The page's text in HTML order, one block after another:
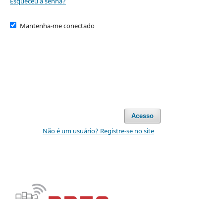
Mantenha-me conectado
Acesso
Não é um usuário? Registre-se no site